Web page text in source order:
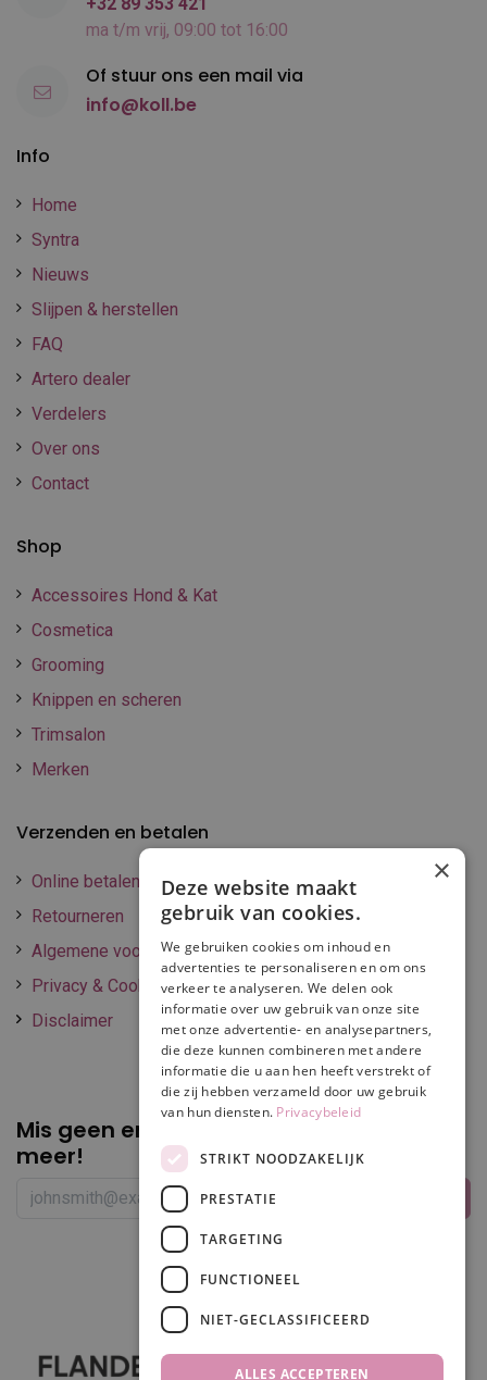
Info
Home
Syntra
Nieuws
Slijpen & herstellen
FAQ
Artero dealer
Verdelers
Over ons
Contact
Shop
Accessoires Hond & Kat
Cosmetica
Grooming
Knippen en scheren
Trimsalon
Merken
Verzenden en betalen
Online betalen
Retourneren
Algemene voorwaarden
Privacy & Cookie policy
Disclaimer
Mis geen enkele
promotie of korting
meer!
ma t/m vrij, 09:00 tot 16:00
Of stuur ons een mail via
info@koll.be
×
Deze website maakt
gebruik van cookies.
We gebruiken cookies om inhoud en
advertenties te personaliseren en om ons
verkeer te analyseren. We delen ook
informatie over uw gebruik van onze site
met onze advertentie- en analysepartners,
die deze kunnen combineren met andere
informatie die u aan hen heeft verstrekt of
die zij hebben verzameld door uw gebruik
van hun diensten. Privacybeleid
STRIKT NOODZAKELIJK
PRESTATIE
TARGETING
FUNCTIONEEL
NIET-GECLASSIFICEERD
ALLES ACCEPTEREN